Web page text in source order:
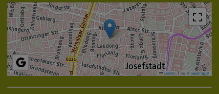
Leaflet| Tiles ©basemap.at